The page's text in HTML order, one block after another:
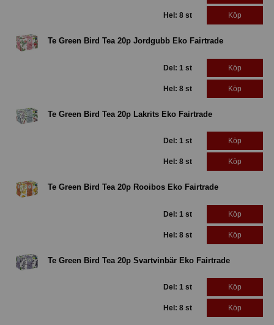
Hel: 8 st Köp
Te Green Bird Tea 20p Jordgubb Eko Fairtrade
Del: 1 st Köp
Hel: 8 st Köp
Te Green Bird Tea 20p Lakrits Eko Fairtrade
Del: 1 st Köp
Hel: 8 st Köp
Te Green Bird Tea 20p Rooibos Eko Fairtrade
Del: 1 st Köp
Hel: 8 st Köp
Te Green Bird Tea 20p Svartvinbär Eko Fairtrade
Del: 1 st Köp
Hel: 8 st Köp